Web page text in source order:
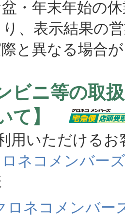
・年末年始の
、表示結果の
異なる場合が
ビニ等の取
て】
用いただけるお
ネコメンバーズ
ロネコメンバー